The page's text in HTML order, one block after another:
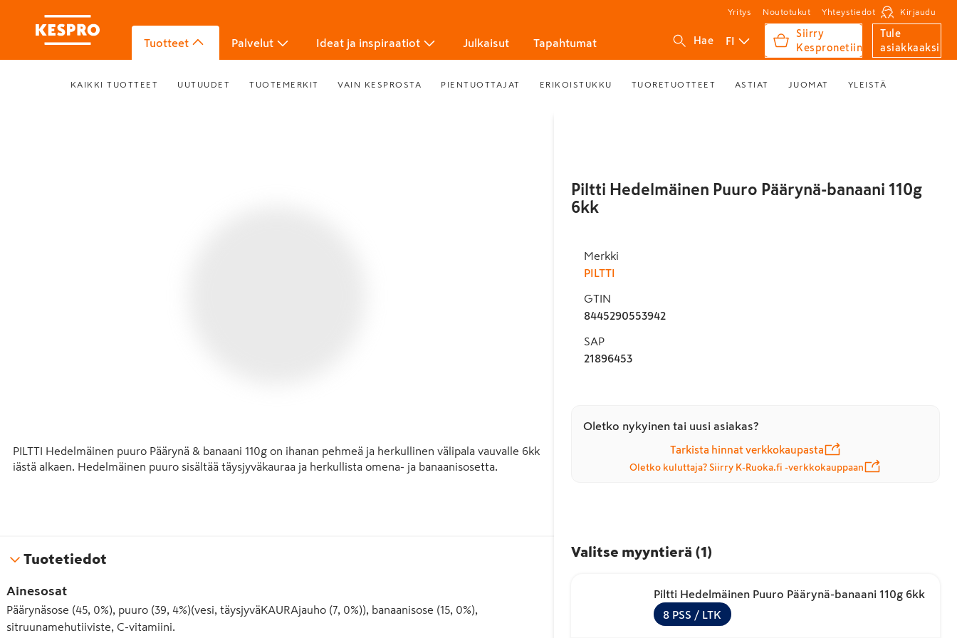
Yritys Noutotukut Yhteystiedot Kirjaudu
Tuotteet Palvelut Ideat ja inspiraatiot Julkaisut Tapahtumat Hae FI
Siirry
Kespronetiin
Tule
asiakkaaksi
KAIKKI TUOTTEET UUTUUDET TUOTEMERKIT VAIN KESPROSTA PIENTUOTTAJAT ERIKOISTUKKU TUORETUOTTEET ASTIAT JUOMAT YLEISTÄ
PILTTI Hedelmäinen puuro Päärynä & banaani 110g on ihanan pehmeä ja herkullinen välipala vauvalle 6kk
iästä alkaen. Hedelmäinen puuro sisältää täysjyväkauraa ja herkullista omena- ja banaanisosetta.
Täysjyvä on tärkeä osa suomalaista ruokakulttuuria.
Tuotetiedot
Ainesosat
Päärynäsose (45, 0%), puuro (39, 4%)(vesi, täysjyväKAURAjauho (7, 0%)), banaanisose (15, 0%),
sitruunamehutiiviste, C-vitamiini.
Piltti Hedelmäinen Puuro Päärynä-banaani 110g
6kk
Merkki
PILTTI
GTIN
8445290553942
SAP
21896453
Oletko nykyinen tai uusi asiakas?
Tarkista hinnat verkkokaupasta
Oletko kuluttaja? Siirry K-Ruoka.fi -verkkokauppaan
Valitse myyntierä (1 )
Piltti Hedelmäinen Puuro Päärynä-banaani 110g 6kk
8 PSS / LTK